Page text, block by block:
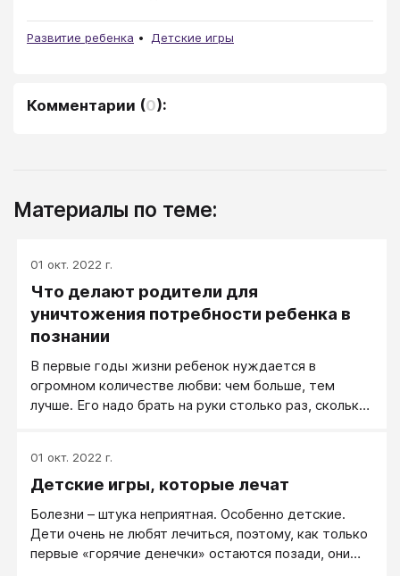
Развитие ребенка Детские игры
Комментарии (0):
Материалы по теме:
01 окт. 2022 г.
Что делают родители для
уничтожения потребности ребенка в
познании
В первые годы жизни ребенок нуждается в
огромном количестве любви: чем больше, тем
лучше. Его надо брать на руки столько раз, сколько
времени.
01 окт. 2022 г.
Детские игры, которые лечат
Болезни – штука неприятная. Особенно детские.
Дети очень не любят лечиться, поэтому, как только
первые «горячие денечки» остаются позади, они